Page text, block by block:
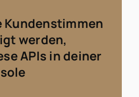
Kundenstimmen
werden,
APIs in deiner